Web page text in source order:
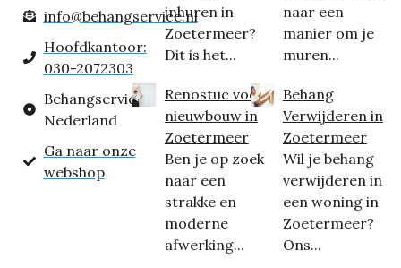
info@behangservice.nl
Hoofdkantoor:
030-2072303
Behangservice
Nederland
Ga naar onze
webshop
inhuren in
Zoetermeer?
Dit is het...
Renostuc voor
nieuwbouw in
Zoetermeer
Ben je op zoek
naar een
strakke en
moderne
afwerking...
naar een
manier om je
muren...
Behang
Verwijderen in
Zoetermeer
Wil je behang
verwijderen in
een woning in
Zoetermeer?
Ons...